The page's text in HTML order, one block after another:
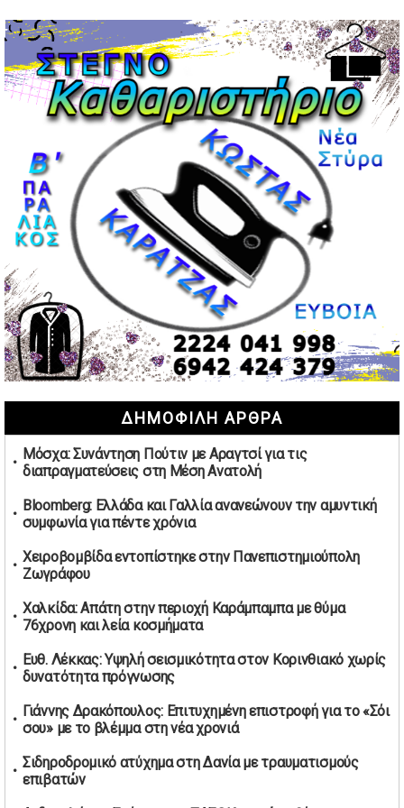
και Ολυμπιακού
02/05/2026 | 20:28
Περιστέρι: Ένταση μεταξύ ανηλίκων άφησε δύο
15χρονους τραυματίες
02/05/2026 | 18:56
Ηνωμένα Αραβικά Εμιράτα: Αίρουν τους περιορισμούς
στον εναέριο χώρο
02/05/2026 | 17:16
Η Αθηνά Λινού αφήνει ανοιχτό το ενδεχόμενο ένταξης
στον νέο πολιτικό φορέα Τσίπρα
02/05/2026 | 17:01
Αταμάν: Κανείς δεν έχει δικαίωμα να μιλά για τον πρόεδρο
και την οικογένειά του
02/05/2026 | 15:59
Μαρινάκης: Ο Ανδρουλάκης υπαναχώρησε στις
συμφωνίες για τις Ανεξάρτητες Αρχές
02/05/2026 | 09:36
Ψηφιακός έλεγχος στην αγορά: QR code για πωλήσεις
καπνικών και αλκοόλ σε 88.000 σημεία
02/05/2026 | 06:26
Καύσιμα αεροσκαφών: Διαβεβαιώσεις ΕΕ για επάρκεια
01/05/2026 | 19:54
Βελόπουλος: Κριτική σε πολιτικούς αρχηγούς για
δηλώσεις την Πρωτομαγιά
01/05/2026 | 19:33
Υπερβολική ταχύτητα στο Αλιβέρι οδήγησε σε σύλληψη
38χρονου οδηγού
01/05/2026 | 19:12
Υποψηφιότητες για τις εκλογές νέας διοίκησης του ΑΟ
Νέων Στύρων
Τουρκία: Ένταση στις συγκεντρώσεις για την Πρωτομαγιά
01/05/2026 | 13:20
ΔΗΜΟΦΙΛΗ ΑΡΘΡΑ
Μόσχα: Συνάντηση Πούτιν με Αραγτσί για τις
διαπραγματεύσεις στη Μέση Ανατολή
Bloomberg: Ελλάδα και Γαλλία ανανεώνουν την αμυντική
συμφωνία για πέντε χρόνια
Χειροβομβίδα εντοπίστηκε στην Πανεπιστημιούπολη
Ζωγράφου
Χαλκίδα: Απάτη στην περιοχή Καράμπαμπα με θύμα
76χρονη και λεία κοσμήματα
Ευθ. Λέκκας: Υψηλή σεισμικότητα στον Κορινθιακό χωρίς
δυνατότητα πρόγνωσης
Γιάννης Δρακόπουλος: Επιτυχημένη επιστροφή για το «Σόι
σου» με το βλέμμα στη νέα χρονιά
Σιδηροδρομικό ατύχημα στη Δανία με τραυματισμούς
επιβατών